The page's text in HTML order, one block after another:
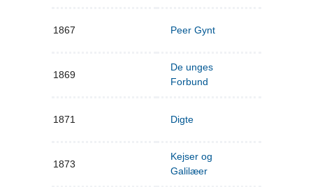
1867 Peer Gynt
1869
De unges
Forbund
1871 Digte
1873
Kejser og
Galilæer